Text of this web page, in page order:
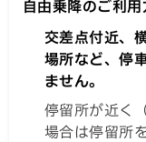
自由乗降のご利用
交差点付近、
場所など、停
ません。
停留所が近く
場合は停留所